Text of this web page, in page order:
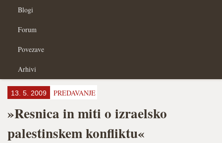
Blogi
Forum
Povezave
Arhivi
13. 5. 2009 PREDAVANJE
»Resnica in miti o izraelsko
palestinskem konfliktu«